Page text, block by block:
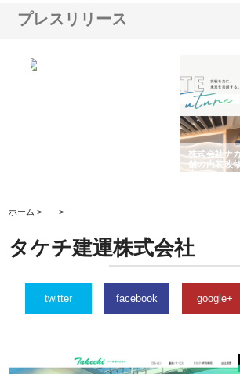
プレスリリース
株式会社ナ
舗の内装改
由
ホーム > >
タケチ建運株式会社
twitter facebook google+